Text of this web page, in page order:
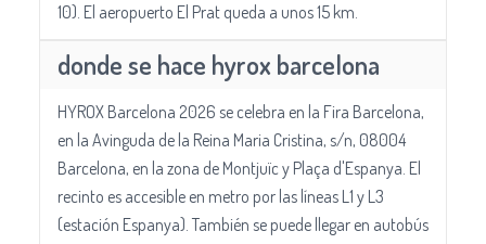
10). El aeropuerto El Prat queda a unos 15 km.
donde se hace hyrox barcelona
HYROX Barcelona 2026 se celebra en la Fira Barcelona,
en la Avinguda de la Reina Maria Cristina, s/n, 08004
Barcelona, en la zona de Montjuïc y Plaça d'Espanya. El
recinto es accesible en metro por las líneas L1 y L3
(estación Espanya). También se puede llegar en autobús